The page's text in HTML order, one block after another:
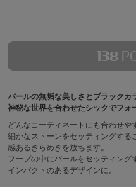
138
パールの無垢な美しさとブラックカ
神秘な世界を合わせたシックでフォ
どんなコーディネートにも合わせや
細かなストーンをセッティングする
感あるきらめきを放ちます。
フープの中にパールをセッティング
インパクトのあるデザインに。